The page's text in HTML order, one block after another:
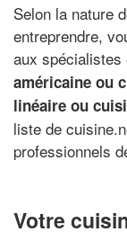
Selon la nature
entreprendre,
aux spécialistes
américaine ou
linéaire ou
liste de
professionnels
Votre